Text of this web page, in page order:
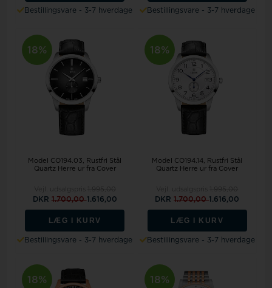
Bestillingsvare - 3-7 hverdage Bestillingsvare - 3-7 hverdage
18%
Model CO194.03
Rustfri Stål
Quartz Herre ur fra Cover
DKR 1.700,001.616,00
LÆG I KURV
Bestillingsvare - 3-7 hverdage
18%
Model CO194.14
Rustfri Stål
Quartz Herre ur fra Cover
DKR1.700,001.616,00
LÆG I KURV
Bestillingsvare - 3-7 hverdage
18% 18%